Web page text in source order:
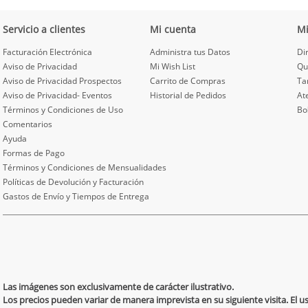
Servicio a clientes
Facturación Electrónica
Aviso de Privacidad
Aviso de Privacidad Prospectos
Aviso de Privacidad- Eventos
Términos y Condiciones de Uso
Comentarios
Ayuda
Formas de Pago
Términos y Condiciones de Mensualidades
Políticas de Devolución y Facturación
Gastos de Envío y Tiempos de Entrega
Mi cuenta
Administra tus Datos
Mi Wish List
Carrito de Compras
Historial de Pedidos
Las imágenes son exclusivamente de carácter ilustrativo.
Los precios pueden variar de manera imprevista en su siguiente visita.